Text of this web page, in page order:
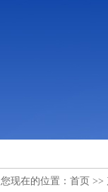
您现在的位置： 首页 >>